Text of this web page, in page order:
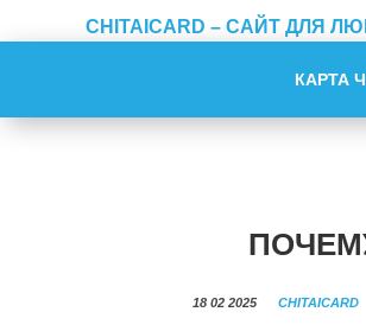
CHITAICARD – САЙТ ДЛЯ
КАРТА
18 02 2025 CHITAICARD